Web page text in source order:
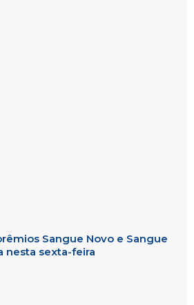
Sangue Novo e Sangue
nesta sexta-feira